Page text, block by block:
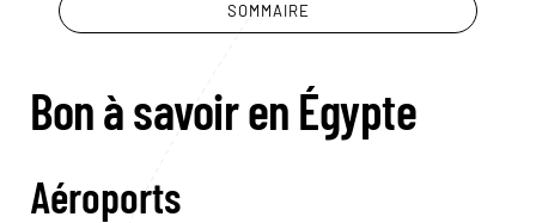
SOMMAIRE
Bon à savoir en Égypte
Aéroports